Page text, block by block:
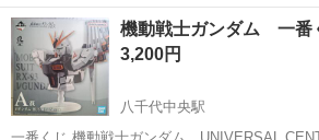
て有る物も有ります 画像の様に欠品も有ります 箱も潰れたり切れ
たりして居ます 中身は確認して居ません 足りない分や開封時に破損
などして居たらご自身で...
千葉 長生郡 茂原駅 模型、プラモデ
機動戦士ガンダム 一
3,200円
八千代中央駅